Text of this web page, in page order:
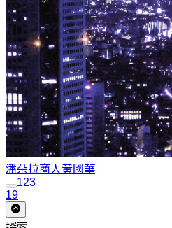
潘朵拉商人黃國華
123
19